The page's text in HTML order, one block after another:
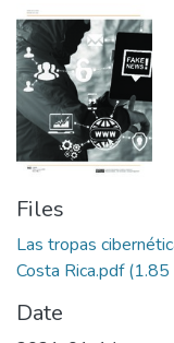
Files
Las tropas
Costa Rica.pdf(1.85
Date